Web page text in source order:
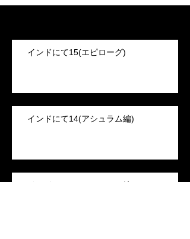
インドにて15(エピローグ)
インドにて14(アシュラム編)
インドにて13(アシュラム編)